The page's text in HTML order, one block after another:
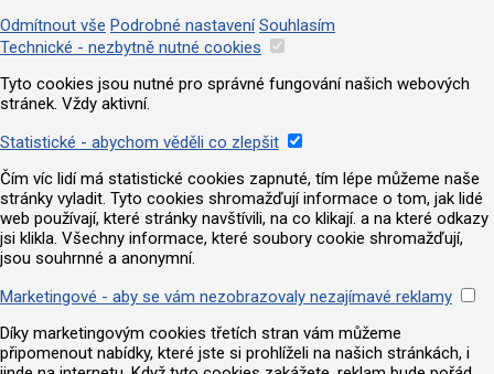
Odmítnout vše Podrobné nastavení Souhlasím
Technické - nezbytně nutné cookies
Tyto cookies jsou nutné pro správné fungování našich webových
stránek. Vždy aktivní.
Statistické - abychom věděli co zlepšit
Čím víc lidí má statistické cookies zapnuté, tím lépe můžeme naše
stránky vyladit. Tyto cookies shromažďují informace o tom, jak lidé
web používají, které stránky navštívili, na co klikají. a na které odkazy
jsi klikla. Všechny informace, které soubory cookie shromažďují,
jsou souhrnné a anonymní.
Marketingové - aby se vám nezobrazovaly nezajímavé reklamy
Díky marketingovým cookies třetích stran vám můžeme
připomenout nabídky, které jste si prohlíželi na našich stránkách, i